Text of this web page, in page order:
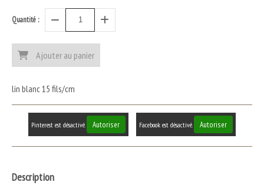
Quantité :
Ajouter au panier
lin blanc 15 fils/cm
Pinterest est désactivé. Autoriser Facebook est désactivé. Autoriser
Description